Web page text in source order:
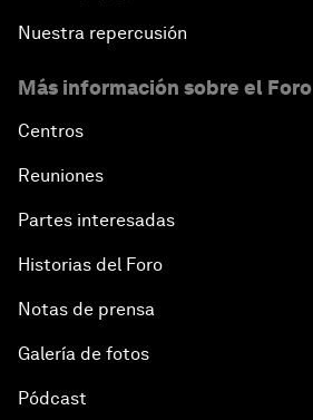
Nuestra repercusión
Más información sobre el Foro
Centros
Reuniones
Partes interesadas
Historias del Foro
Notas de prensa
Galería de fotos
Pódcast